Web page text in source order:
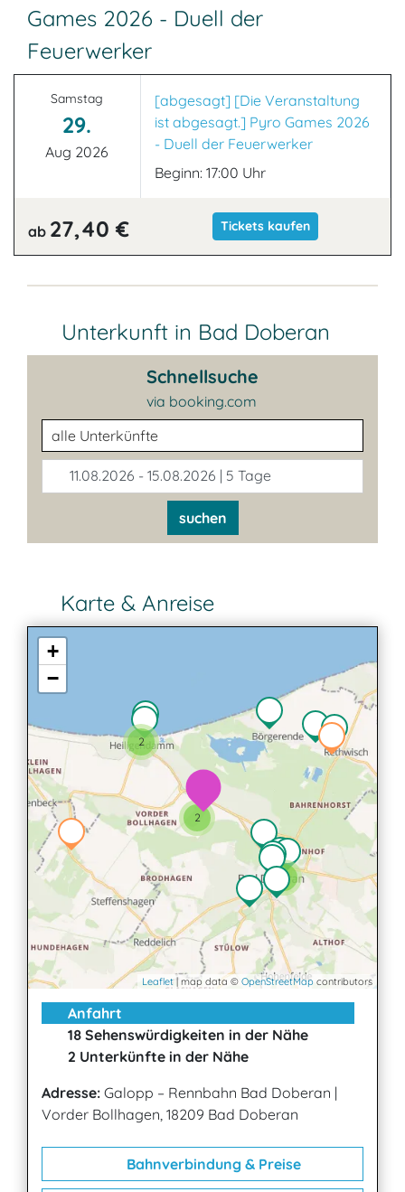
Games 2026 - Duell der
Feuerwerker
Samstag
29.
Aug 2026
[abgesagt] [Die Veranstaltung
ist abgesagt.] Pyro Games 2026
- Duell der Feuerwerker
Beginn: 17:00 Uhr
ab 27,40 € Tickets kaufen
Unterkunft in Bad Doberan
Schnellsuche
via booking.com
Unterkunftsart
11.08.2026 - 15.08.2026 | 5 Tage
suchen
Karte & Anreise
2
2
2
+
−
Leaflet | map data © OpenStreetMap contributors
Anfahrt
18 Sehenswürdigkeiten in der Nähe
2 Unterkünfte in der Nähe
Adresse: Galopp – Rennbahn Bad Doberan |
Vorder Bollhagen, 18209 Bad Doberan
Bahnverbindung & Preise